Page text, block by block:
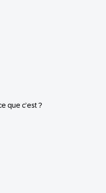
que c’est ?